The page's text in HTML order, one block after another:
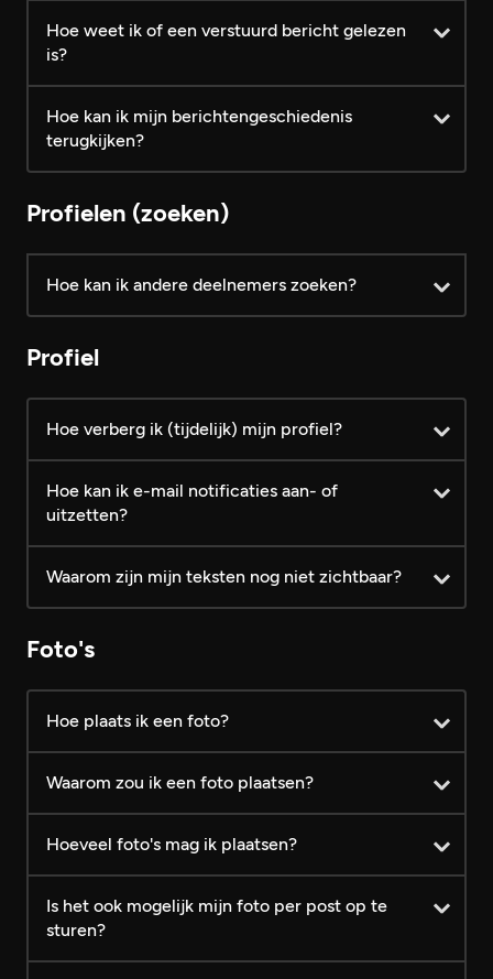
Hoe weet ik of een verstuurd bericht gelezen
is?
Hoe kan ik mijn berichtengeschiedenis
terugkijken?
Profielen (zoeken)
Hoe kan ik andere deelnemers zoeken?
Profiel
Hoe verberg ik (tijdelijk) mijn profiel?
Hoe kan ik e-mail notificaties aan- of
uitzetten?
Waarom zijn mijn teksten nog niet zichtbaar?
Foto's
Hoe plaats ik een foto?
Waarom zou ik een foto plaatsen?
Hoeveel foto's mag ik plaatsen?
Is het ook mogelijk mijn foto per post op te
sturen?